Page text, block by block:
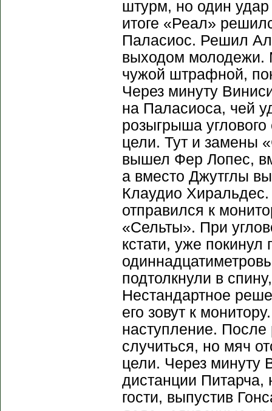
штурм, но один удар
итоге «Реал»
Паласиос. Решил
выходом молодежи.
чужой штрафной,
Через минуту
на Паласиоса, чей
розыгрыша
цели. Тут и замены
вышел Фер Лопес,
а вместо Джутглы
Клаудио
отправился к
«Сельты». При
кстати, уже покинул
подтолкнули в
Нестандартное
его зовут к
наступление. После
случиться, но мяч
цели. Через минуту
дистанции Питарча,
гости, выпустив